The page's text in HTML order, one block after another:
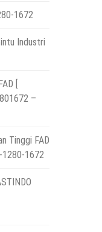
1672
Industri
[
–
Tinggi FAD
1280-1672